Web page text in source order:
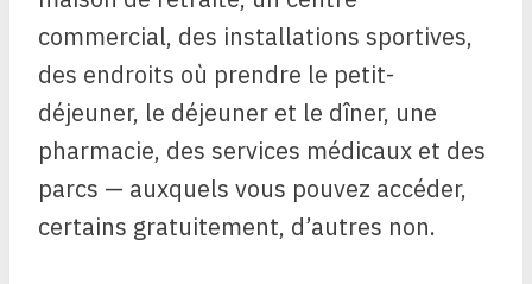
commercial, des installations sportives,
des endroits où prendre le petit-
déjeuner, le déjeuner et le dîner, une
pharmacie, des services médicaux et des
parcs — auxquels vous pouvez accéder,
certains gratuitement, d’autres non.